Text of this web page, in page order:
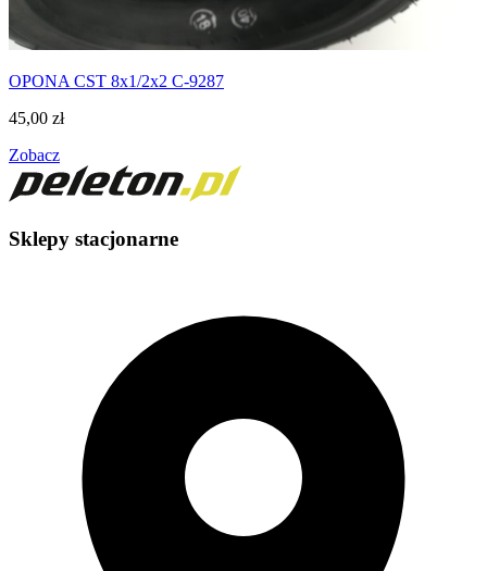
OPONA CST 8x1/2x2 C-9287
45,00 zł
Zobacz
Sklepy stacjonarne